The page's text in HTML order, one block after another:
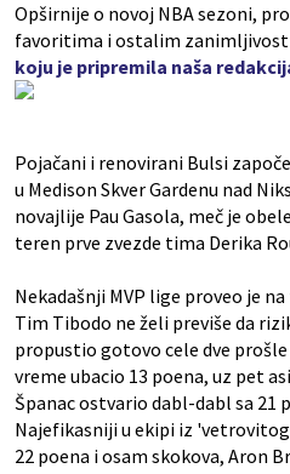
Opširnije o novoj NBA sezoni,
favoritima i ostalim
koju je pripremila naša
Pojačani i renovirani Bulsi
u Medison Skver Gardenu nad
novajlije Pau Gasola, meč je
teren prve zvezde tima Derika
Nekadašnji MVP lige proveo je
Tim Tibodo ne želi previše da
propustio gotovo cele dve prošle
vreme ubacio 13 poena, uz pet
Španac ostvario dabl-dabl sa 21
Najefikasniji u ekipi iz 'vetrovitog
22 poena i osam skokova, Aron